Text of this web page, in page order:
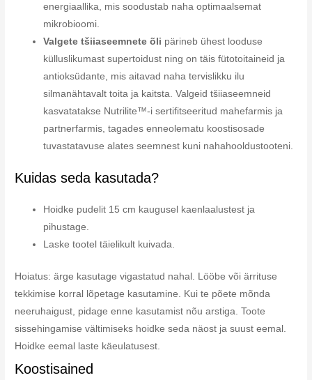
energiaallika, mis soodustab naha optimaalsemat
mikrobioomi.
Valgete tšiiaseemnete õli pärineb ühest looduse
külluslikumast supertoidust ning on täis fütotoitaineid ja
antioksüdante, mis aitavad naha tervislikku ilu
silmanähtavalt toita ja kaitsta. Valgeid tšiiaseemneid
kasvatatakse Nutrilite™-i sertifitseeritud mahefarmis ja
partnerfarmis, tagades enneolematu koostisosade
tuvastatavuse alates seemnest kuni nahahooldustooteni.
Kuidas seda kasutada?
Hoidke pudelit 15 cm kaugusel kaenlaalustest ja
pihustage.
Laske tootel täielikult kuivada.
Hoiatus: ärge kasutage vigastatud nahal. Lööbe või ärrituse
tekkimise korral lõpetage kasutamine. Kui te põete mõnda
neeruhaigust, pidage enne kasutamist nõu arstiga. Toote
sissehingamise vältimiseks hoidke seda näost ja suust eemal.
Hoidke eemal laste käeulatusest.
Koostisained